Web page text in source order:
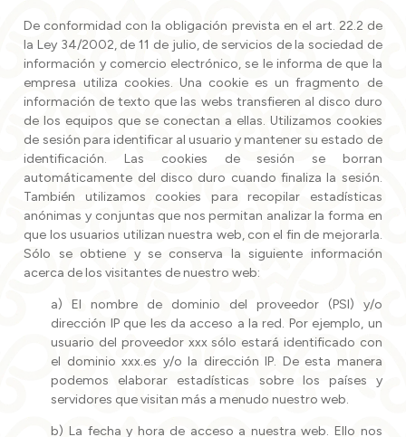
De conformidad con la obligación prevista en el art. 22.2 de
la Ley 34/2002, de 11 de julio, de servicios de la sociedad de
información y comercio electrónico, se le informa de que la
empresa utiliza cookies. Una cookie es un fragmento de
información de texto que las webs transfieren al disco duro
de los equipos que se conectan a ellas. Utilizamos cookies
de sesión para identificar al usuario y mantener su estado de
identificación. Las cookies de sesión se borran
automáticamente del disco duro cuando finaliza la sesión.
También utilizamos cookies para recopilar estadísticas
anónimas y conjuntas que nos permitan analizar la forma en
que los usuarios utilizan nuestra web, con el fin de mejorarla.
Sólo se obtiene y se conserva la siguiente información
acerca de los visitantes de nuestro web:
a) El nombre de dominio del proveedor (PSI) y/o
dirección IP que les da acceso a la red. Por ejemplo, un
usuario del proveedor xxx sólo estará identificado con
el dominio xxx.es y/o la dirección IP. De esta manera
podemos elaborar estadísticas sobre los países y
servidores que visitan más a menudo nuestro web.
b) La fecha y hora de acceso a nuestra web. Ello nos